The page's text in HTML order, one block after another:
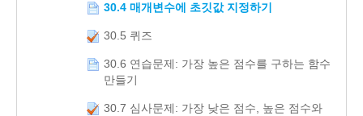
30.4 매개변수에 초깃값 지정하기
30.5 퀴즈
30.6 연습문제: 가장 높은 점수를 구하는 함수
만들기
30.7 심사문제: 가장 낮은 점수, 높은 점수와